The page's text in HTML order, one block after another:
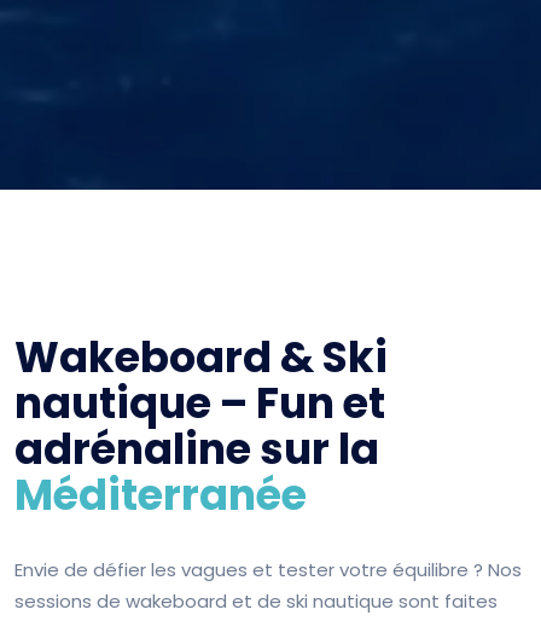
Wakeboard & Ski
nautique – Fun et
adrénaline sur la
Méditerranée
Envie de défier les vagues et tester votre équilibre ? Nos
sessions de wakeboard et de ski nautique sont faites